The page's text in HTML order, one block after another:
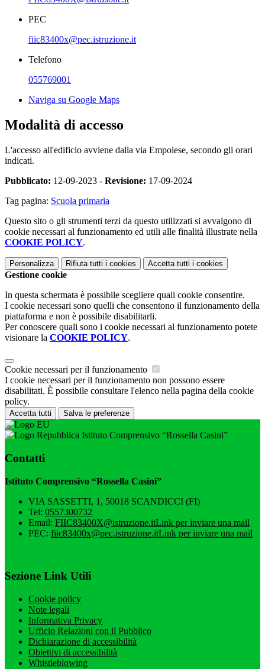
PEC
fiic83400x@pec.istruzione.it
Telefono
055769001
Naviga su Google Maps
Modalità di accesso
L'accesso all'edificio avviene dalla via Empolese, secondo gli orari
indicati.
Pubblicato: 12-09-2023 - Revisione: 17-09-2024
Tag pagina: Scuola primaria
Questo sito o gli strumenti terzi da questo utilizzati si avvalgono di
cookie necessari al funzionamento ed utili alle finalità illustrate nella
COOKIE POLICY.
Personalizza Rifiuta tutti i cookies Accetta tutti i cookies
Gestione cookie
In questa schermata è possibile scegliere quali cookie consentire.
I cookie necessari sono quelli che consentono il funzionamento della
piattaforma e non è possibile disabilitarli.
Per conoscere quali sono i cookie necessari al funzionamento potete
visionare la COOKIE POLICY.
Cookie necessari per il funzionamento
I cookie necessari per il funzionamento non possono essere
disabilitati. È possibile consultare l'elenco nella pagina della cookie
policy.
Accetta tutti Salva le preferenze
Istituto Comprensivo “Rossella Casini”
Contatti
Istituto Comprensivo “Rossella Casini”
VIA SASSETTI, 1, 50018 SCANDICCI (FI)
Tel: 0557300732
Email: FIIC83400X@istruzione.itLink per inviare una mail
PEC: fiic83400x@pec.istruzione.itLink per inviare una mail
Sezione Link Utili
Cookie policy
Note legali
Informativa Privacy
Ufficio Relazioni con il Pubblico
Dichiarazione di accessibilità
Obiettivi di accessibilità
Whistleblowing